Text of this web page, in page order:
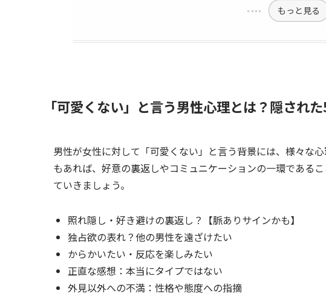
もっと見る
「可愛くない」と言う男性心理とは？隠され
男性が女性に対して「可愛くない」と言う背景には、様々な
もあれば、好意の裏返しやコミュニケーションの一環である
ていきましょう。
照れ隠し・好き避けの裏返し？【脈ありサインかも】
独占欲の表れ？他の男性を遠ざけたい
からかいたい・反応を楽しみたい
正直な感想：本当にタイプではない
外見以外への不満：性格や態度への指摘